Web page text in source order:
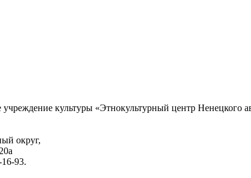
учреждение культуры «Этнокультурный центр Ненецкого
округ,
93.